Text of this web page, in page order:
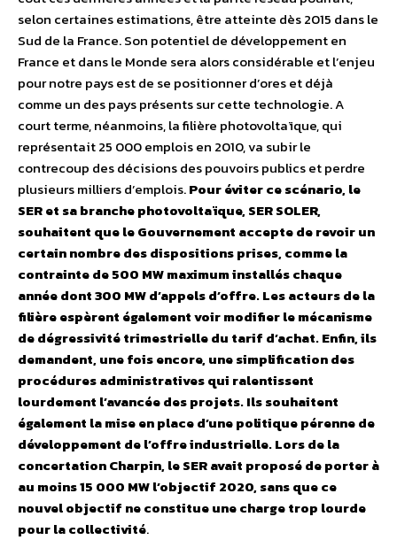
selon certaines estimations, être atteinte dès 2015 dans le
Sud de la France. Son potentiel de développement en
France et dans le Monde sera alors considérable et l’enjeu
pour notre pays est de se positionner d’ores et déjà
comme un des pays présents sur cette technologie. A
court terme, néanmoins, la filière photovoltaïque, qui
représentait 25 000 emplois en 2010, va subir le
contrecoup des décisions des pouvoirs publics et perdre
plusieurs milliers d’emplois.Pour éviter ce scénario, le
SER et sa branche photovoltaïque, SER SOLER,
souhaitent que le Gouvernement accepte de revoir un
certain nombre des dispositions prises, comme la
contrainte de 500 MW maximum installés chaque
année dont 300 MW d’appels d’offre. Les acteurs de la
filière espèrent également voir modifier le mécanisme
de dégressivité trimestrielle du tarif d’achat. Enfin, ils
demandent, une fois encore, une simplification des
procédures administratives qui ralentissent
lourdement l’avancée des projets. Ils souhaitent
également la mise en place d’une politique pérenne de
développement de l’offre industrielle. Lors de la
concertation Charpin, le SER avait proposé de porter à
au moins 15 000 MW l’objectif 2020, sans que ce
nouvel objectif ne constitue une charge trop lourde
pour la collectivité.